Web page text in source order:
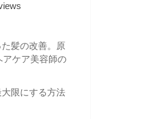
髪の改善。原
アケア美容師の
限にする方法